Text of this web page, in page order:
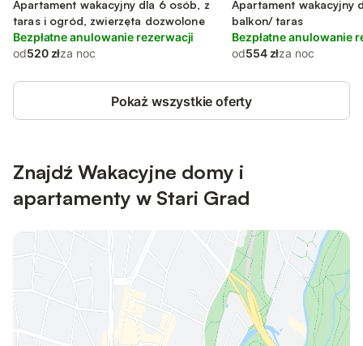
dalmatyńska
Apartament wakacyjny dla 6 osób, z
taras i ogród, zwierzęta dozwolone
Bezpłatne anulowanie rezerwacji
od520 złza noc
dalmatyńska
Apartament wakacyjny
balkon/ taras
Bezpłatne anulowanie
od554 złza noc
Pokaż wszystkie oferty
Znajdź Wakacyjne domy i
apartamenty w Stari Grad